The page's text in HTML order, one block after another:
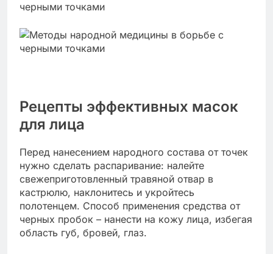
Рецепты эффективных масок
для лица
Перед нанесением народного состава от точек
нужно сделать распаривание: налейте
свежеприготовленный травяной отвар в
кастрюлю, наклонитесь и укройтесь
полотенцем. Способ применения средства от
черных пробок – нанести на кожу лица, избегая
область губ, бровей, глаз.